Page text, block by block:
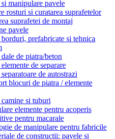
manipulare pavele
rosturi si curatarea suprafetelor
suprafetei de montaj
pavele
prefabricate si tehnica
de piatra/beton
de separare
de autostrazi
blocuri de piatra / elemente
si tuburi
elemente pentru acoperis
pentru macarale
de manipulare pentru fabricile
de constructii: pavele si